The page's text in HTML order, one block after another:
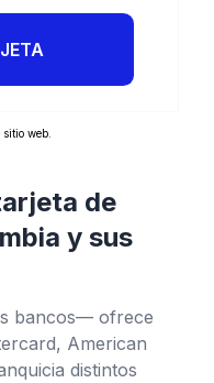
web.
de
y sus
bancos— ofrece
American
distintos